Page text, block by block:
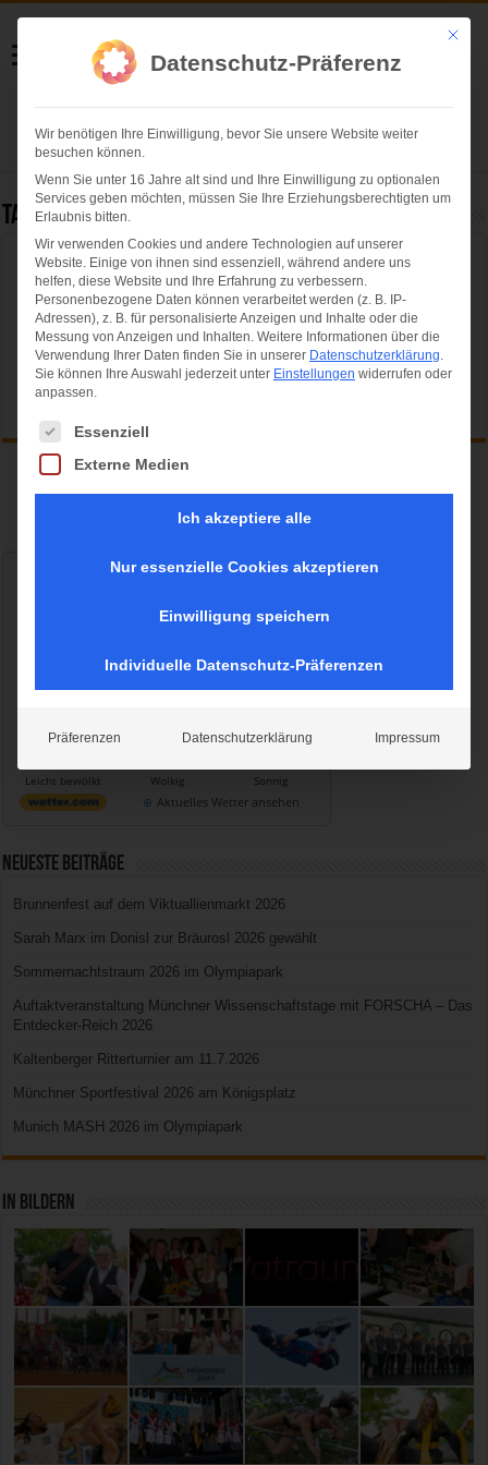
Helmut Swoboda
Fotografie
Herzlich willkommen
Tag Archives:
Leider nichts gefunden...
Entschuldige bitte, aber der von Ihnen angeforderte Seite konnte
nicht gefunden werden...
Wetter München
16 / 32°C
Mo, 10.08.
Leicht bewölkt
Di, 11.08.
Wolkig
Mi, 12.08.
Sonnig
Aktuelles Wetter ansehen
Neueste Beiträge
Brunnenfest auf dem Viktuallienmarkt 2026
Sarah Marx im Donisl zur Bräurosl 2026 gewählt
Sommernachtstraum 2026 im Olympiapark
Auftaktveranstaltung Münchner Wissenschaftstage mit FORSCHA – Das
Entdecker-Reich 2026
Kaltenberger Ritterturnier am 11.7.2026
Münchner Sportfestival 2026 am Königsplatz
Munich MASH 2026 im Olympiapark
In Bildern
Mit
Datenschutz-Präferenz
Wir benötigen Ihre Einwilligung, bevor Sie unsere Website weiter
besuchen können.
Wenn Sie unter 16 Jahre alt sind und Ihre Einwilligung zu optionalen
Services geben möchten, müssen Sie Ihre Erziehungsberechtigten um
Erlaubnis bitten.
Wir verwenden Cookies und andere Technologien auf unserer
Website. Einige von ihnen sind essenziell, während andere uns
helfen, diese Website und Ihre Erfahrung zu verbessern.
Personenbezogene Daten können verarbeitet werden (z. B. IP-
Adressen), z. B. für personalisierte Anzeigen und Inhalte oder die
Messung von Anzeigen und Inhalten. Weitere Informationen über die
Verwendung Ihrer Daten finden Sie in unserer Datenschutzerklärung.
Sie können Ihre Auswahl jederzeit unter Einstellungen widerrufen oder
anpassen.
Es folgt eine Liste der Service-Gruppen, für die eine Einwilligung
Essenziell
Externe Medien
Ich akzeptiere alle
Nur essenzielle Cookies akzeptieren
Einwilligung speichern
Individuelle Datenschutz-Präferenzen
Präferenzen Datenschutzerklärung Impressum